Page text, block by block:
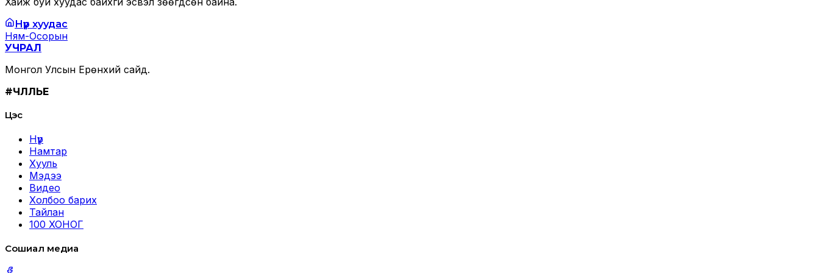
Нүүр хуудас
Ням-Осорын
УЧРАЛ
Монгол Улсын Ерөнхий сайд.
#ЧӨЛӨӨЛЬЕ
Цэс
Нүүр
Намтар
Хууль
Мэдээ
Видео
Холбоо барих
Тайлан
100 ХОНОГ
Сошиал медиа